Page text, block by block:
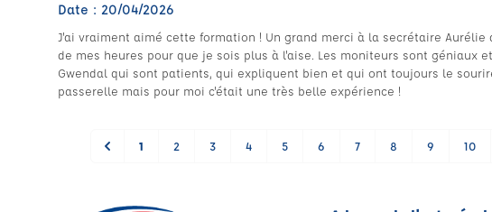
Date : 20/04/2026
J'ai vraiment aimé cette formation ! Un grand merci à la secrétaire Aurélie
de mes heures pour que je sois plus à l'aise. Les moniteurs sont géniaux
Gwendal qui sont patients, qui expliquent bien et qui ont toujours le
passerelle mais pour moi c'était une très belle expérience !
1 2 3 4 5 6 7 8 9 10